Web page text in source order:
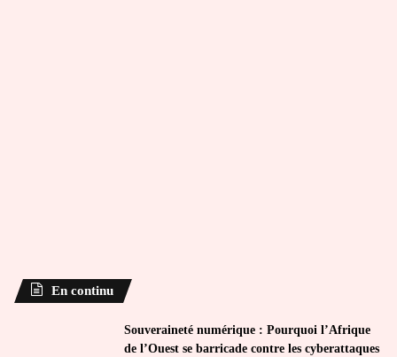
En continu
Souveraineté numérique : Pourquoi l’Afrique
de l’Ouest se barricade contre les cyberattaques